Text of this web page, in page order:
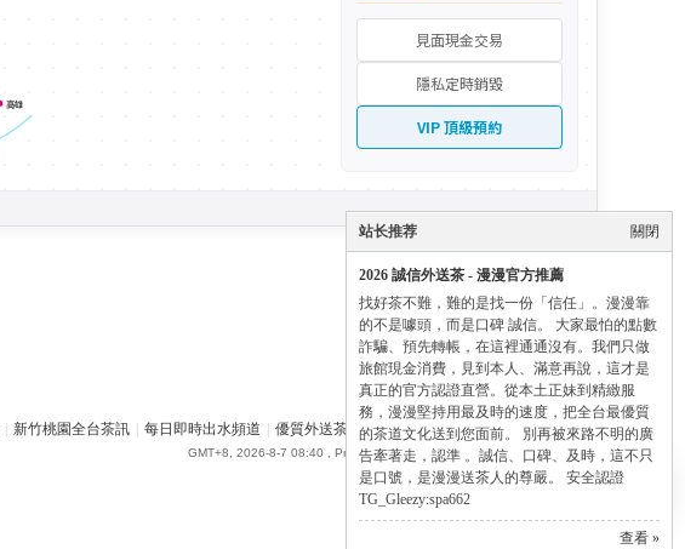
關閉
站长推荐
2026 誠信外送茶 - 漫漫官方推薦
找好茶不難，難的是找一份「信任」。漫漫靠
的不是噱頭，而是口碑 誠信。 大家最怕的點數
詐騙、預先轉帳，在這裡通通沒有。我們只做
旅館現金消費，見到本人、滿意再說，這才是
真正的官方認證直營。從本土正妹到精緻服
務，漫漫堅持用最及時的速度，把全台最優質
的茶道文化送到您面前。 別再被來路不明的廣
告牽著走，認準 。誠信、口碑、及時，這不只
是口號，是漫漫送茶人的尊嚴。 安全認證
TG_Gleezy:spa662
查看 »
高雄
見面現金交易
隱私定時銷毀
VIP 頂級預約
✕
✨ Manman 尊榮導航
點擊展開全部通道 ➔
新竹桃園全台茶訊 每日即時出水頻道 優質外送茶論壇 | SPA662 漫漫全台外送茶 - Gleezy
GMT+8, 2026-8-7 08:40 , Processed in 0.035120 second(s), 16 queries .